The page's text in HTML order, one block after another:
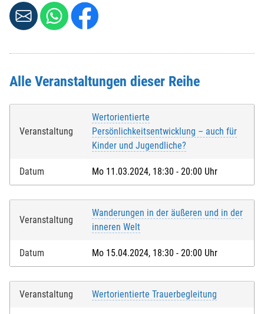
PLZ *
Weitere Angaben, die Sie der KEB mitteilen möchten:
Beachten Sie hierzu evtl. das Feld ANMELDUNGin der
Veranstaltungsbeschreibung oben.
für die weiteren Personen übernimmt der Anmelder die
Alle Veranstaltungen dieser Reihe
Veranstaltung
Wertorientierte
Persönlichkeitsentwicklung – auch für
Kinder und Jugendliche?
Datum Mo 11.03.2024, 18:30 - 20:00 Uhr
Veranstaltung
Wanderungen in der äußeren und in der
inneren Welt
Datum Mo 15.04.2024, 18:30 - 20:00 Uhr
Veranstaltung Wertorientierte Trauerbegleitung